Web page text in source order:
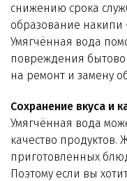
снижению срока
образование накипи
Умягчённая вода
повреждения
на ремонт и замену
Сохранение вкуса и
Умягчённая вода
качество продуктов.
приготовленных
Поэтому если вы